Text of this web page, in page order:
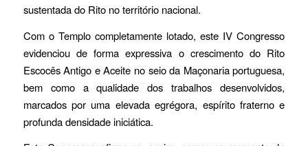
sustentada do Rito no território nacional.
Com o Templo completamente lotado, este IV Congresso
evidenciou de forma expressiva o crescimento do Rito
Escocês Antigo e Aceite no seio da Maçonaria portuguesa,
bem como a qualidade dos trabalhos desenvolvidos,
marcados por uma elevada egrégora, espírito fraterno e
profunda densidade iniciática.